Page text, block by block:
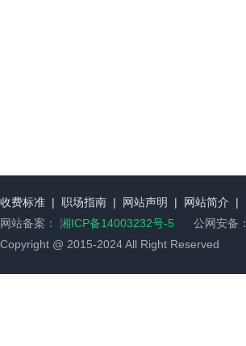
收费标准 | 职场指南 | 网站声明 | 网站简介 |
网站备案： 湘ICP备14003232号-5 公网安备：
Copyright @ 2015-2024 All Right Reserved